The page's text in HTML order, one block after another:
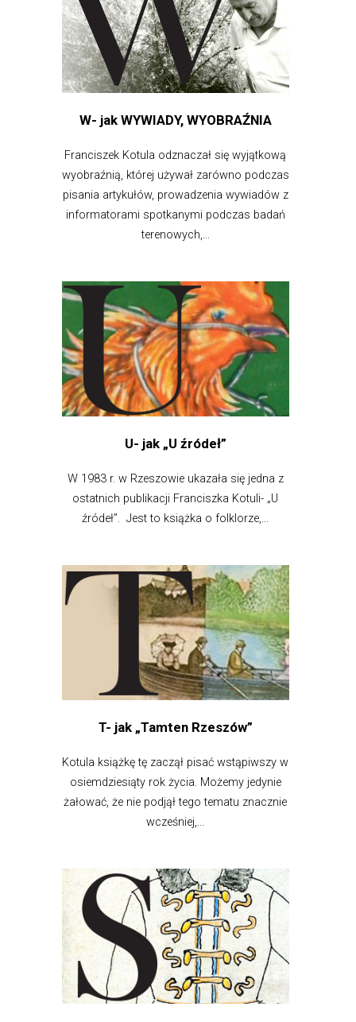
W- jak WYWIADY, WYOBRAŹNIA
Franciszek Kotula odznaczał się wyjątkową
wyobraźnią, której używał zarówno podczas
pisania artykułów, prowadzenia wywiadów z
informatorami spotkanymi podczas badań
terenowych,...
U- jak „U źródeł”
W 1983 r. w Rzeszowie ukazała się jedna z
ostatnich publikacji Franciszka Kotuli- „U
źródeł”. Jest to książka o folklorze,...
T- jak „Tamten Rzeszów”
Kotula książkę tę zaczął pisać wstąpiwszy w
osiemdziesiąty rok życia. Możemy jedynie
żałować, że nie podjął tego tematu znacznie
wcześniej,...